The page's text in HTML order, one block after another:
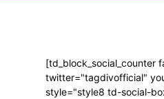
[td_block_social_counter
twitter="tagdivofficial"
style="style8 td-social-